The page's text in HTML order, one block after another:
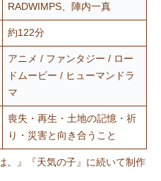
RADWIMPS、陣内一真
約122分
アニメ / ファンタジー / ロー
ドムービー / ヒューマンドラ
マ
喪失・再生・土地の記憶・祈
り・災害と向き合うこと
。』『天気の子』に続いて制作